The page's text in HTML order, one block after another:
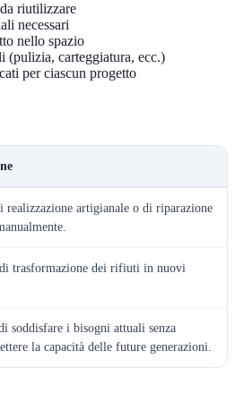
riutilizzare
necessari
nello spazio
(pulizia, carteggiatura, ecc.)
per ciascun progetto
artigianale o di riparazione
di trasformazione dei rifiuti in nuovi
soddisfare i bisogni attuali senza
la capacità delle future generazioni.